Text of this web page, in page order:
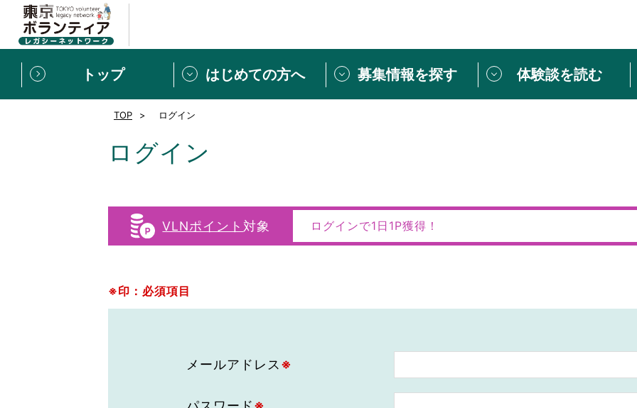
トップ はじめての方へ
新規登録
東京ボランティアレガシーネットワークとは
もっと知りたい！VLNでできること
ボランティア
ボランティアで
VLNポイントとは 中高生が参加
募集情報を探す 体験談を読む
スペシャルイン
ボランティアは
シティキャスト
おもてなし語学ボランティア
TOP ログイン
ログイン
VLNポイント 対象 ログインで1日1P獲得！
※印：必須項目
メールアドレス ※